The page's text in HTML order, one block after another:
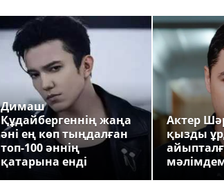
Димаш
Құдайбергеннің жаңа
әні ең көп тыңдалған
топ-100 әннің
қатарына енді
Актер
қызды